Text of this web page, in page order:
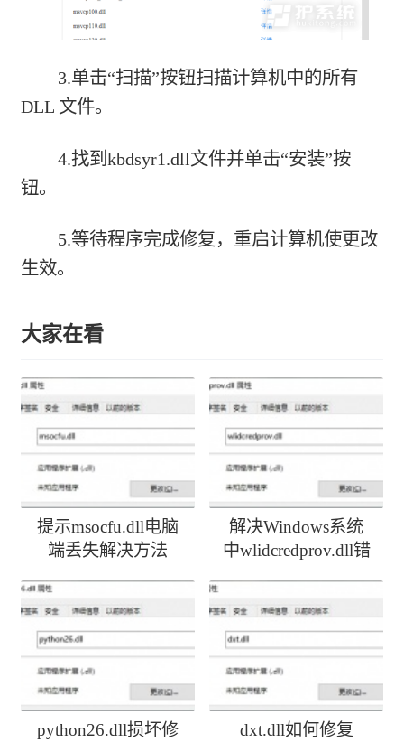
3.单击“扫描”按钮扫描计算机中的所有
DLL 文件。
4.找到kbdsyr1.dll文件并单击“安装”按
钮。
5.等待程序完成修复，重启计算机使更改
生效。
大家在看
提示msocfu.dll电脑
端丢失解决方法
解决Windows系统
中wlidcredprov.dll错
python26.dll损坏修
dxt.dll如何修复